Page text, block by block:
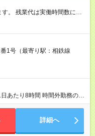
。 残業代は実働時間数に応
試用期間
、最長で6ヶ月。試用期間
族手当支給なし
1号（最寄り駅：相鉄線
あたり8時間 時間外勤務の可
況により、変動あり。 土日
詳細へ